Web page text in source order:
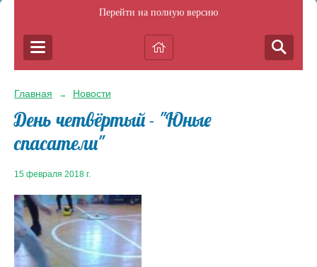
Перейти на полную версию
Главная → Новости
День четвёртый - "Юные
спасатели"
15 февраля 2018 г.